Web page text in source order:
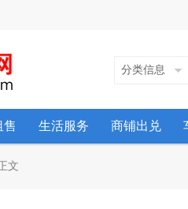
分类信息
售 生活服务 商铺出兑
文